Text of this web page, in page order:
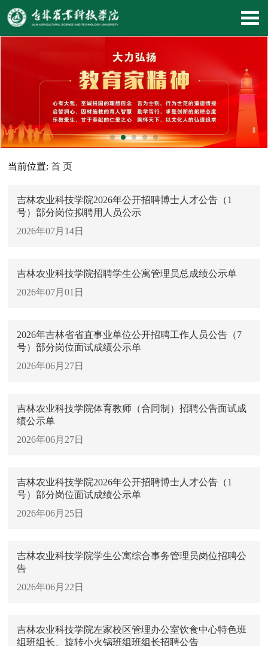
当前位置:首 页
吉林农业科技学院2026年公开招聘博士人才公告（1
号）部分岗位拟聘用人员公示
2026年07月14日
吉林农业科技学院招聘学生公寓管理员总成绩公示单
2026年07月01日
2026年吉林省省直事业单位公开招聘工作人员公告（7
号）部分岗位面试成绩公示单
2026年06月27日
吉林农业科技学院体育教师（合同制）招聘公告面试成
绩公示单
2026年06月27日
吉林农业科技学院2026年公开招聘博士人才公告（1
号）部分岗位面试成绩公示单
2026年06月25日
吉林农业科技学院学生公寓综合事务管理员岗位招聘公
告
2026年06月22日
吉林农业科技学院左家校区管理办公室饮食中心特色班
组班组长、旋转小火锅班组班组长招聘公告